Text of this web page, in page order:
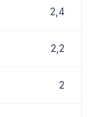
2,4
2,2
2